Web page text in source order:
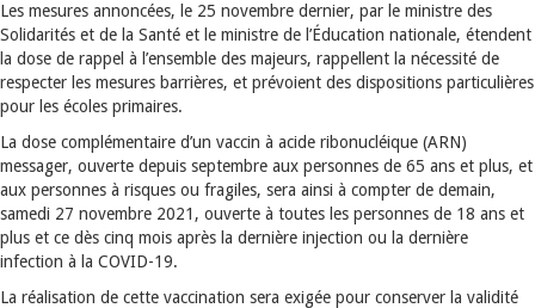
Les mesures annoncées, le 25 novembre dernier, par le ministre des
Solidarités et de la Santé et le ministre de l’Éducation nationale, étendent
la dose de rappel à l’ensemble des majeurs, rappellent la nécessité de
respecter les mesures barrières, et prévoient des dispositions particulières
pour les écoles primaires.
La dose complémentaire d’un vaccin à acide ribonucléique (ARN)
messager, ouverte depuis septembre aux personnes de 65 ans et plus, et
aux personnes à risques ou fragiles, sera ainsi à compter de demain,
samedi 27 novembre 2021, ouverte à toutes les personnes de 18 ans et
plus et ce dès cinq mois après la dernière injection ou la dernière
infection à la COVID-19.
La réalisation de cette vaccination sera exigée pour conserver la validité